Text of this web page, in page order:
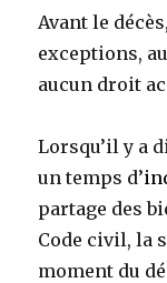
Avant le
exceptions,
aucun droit
Lorsqu’il y a
un temps d’
partage des
Code civil, la
moment du